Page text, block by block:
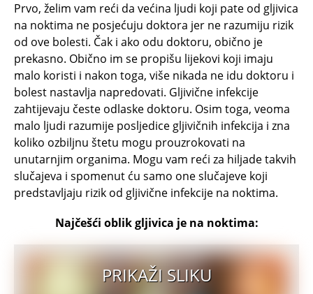
Prvo, želim vam reći da većina ljudi koji pate od gljivica
na noktima ne posjećuju doktora jer ne razumiju rizik
od ove bolesti. Čak i ako odu doktoru, obično je
prekasno. Obično im se propišu lijekovi koji imaju
malo koristi i nakon toga, više nikada ne idu doktoru i
bolest nastavlja napredovati. Gljivične infekcije
zahtijevaju česte odlaske doktoru. Osim toga, veoma
malo ljudi razumije posljedice gljivičnih infekcija i zna
koliko ozbiljnu štetu mogu prouzrokovati na
unutarnjim organima. Mogu vam reći za hiljade takvih
slučajeva i spomenut ću samo one slučajeve koji
predstavljaju rizik od gljivične infekcije na noktima.
Najčešći oblik gljivica je na noktima:
PRIKAŽI SLIKU